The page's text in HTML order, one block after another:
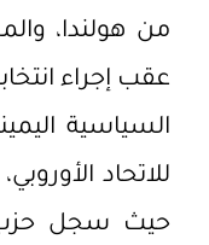
من هولندا،
عقب إجراء
السياسية
للاتحاد
حيث سجل حزب